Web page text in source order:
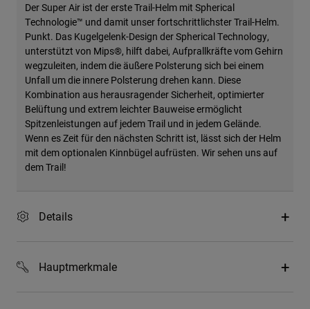
Der Super Air ist der erste Trail-Helm mit Spherical
Technologie™ und damit unser fortschrittlichster Trail-Helm.
Punkt. Das Kugelgelenk-Design der Spherical Technology,
unterstützt von Mips®, hilft dabei, Aufprallkräfte vom Gehirn
wegzuleiten, indem die äußere Polsterung sich bei einem
Unfall um die innere Polsterung drehen kann. Diese
Kombination aus herausragender Sicherheit, optimierter
Belüftung und extrem leichter Bauweise ermöglicht
Spitzenleistungen auf jedem Trail und in jedem Gelände.
Wenn es Zeit für den nächsten Schritt ist, lässt sich der Helm
mit dem optionalen Kinnbügel aufrüsten. Wir sehen uns auf
dem Trail!
Details
Hauptmerkmale